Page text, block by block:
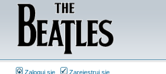
Zaloguj się Zarejestruj się